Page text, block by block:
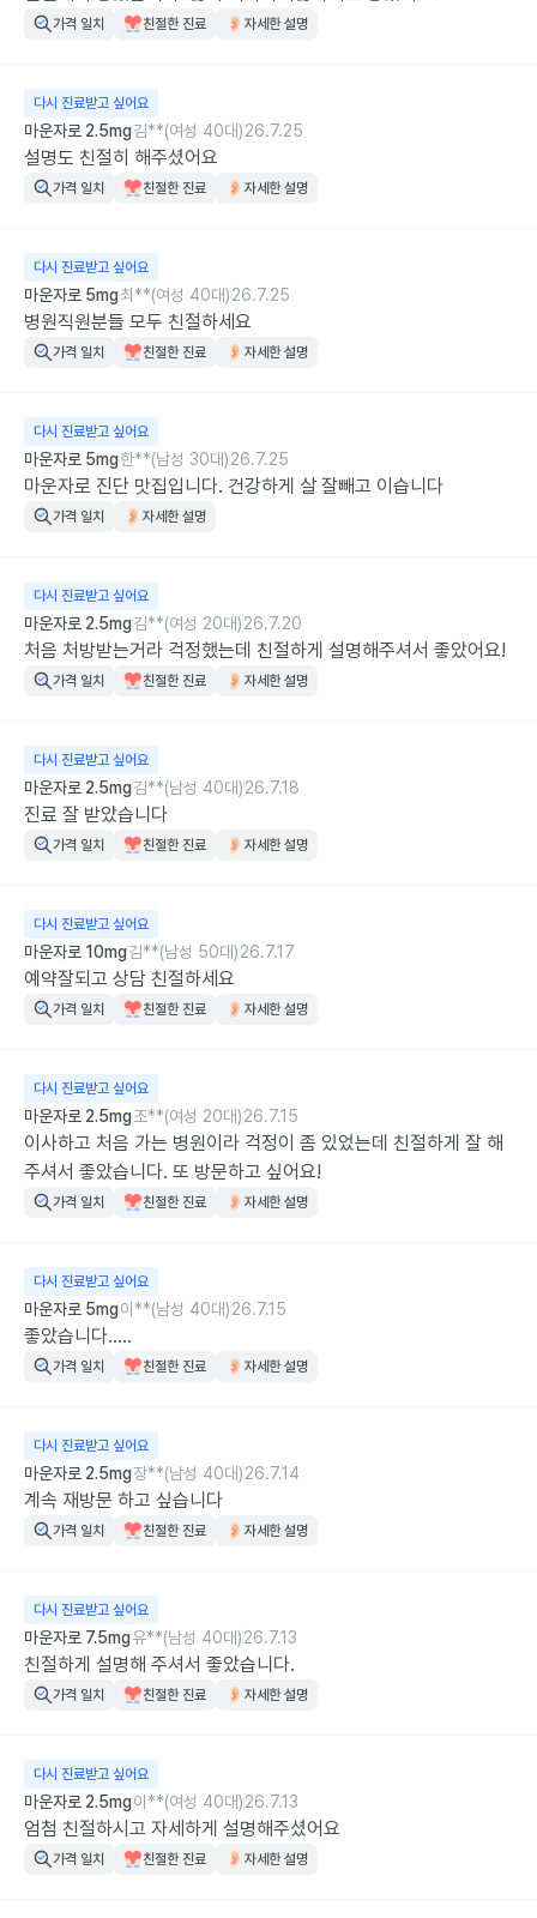
가격 일치 친절한 진료 자세한 설명
다시 진료받고 싶어요
마운자로 2.5mg김**(여성 40대)26.7.25
설명도 친절히 해주셨어요
가격 일치 친절한 진료 자세한 설명
다시 진료받고 싶어요
마운자로 5mg최**(여성 40대)26.7.25
병원직원분들 모두 친절하세요
가격 일치 친절한 진료 자세한 설명
다시 진료받고 싶어요
마운자로 5mg한**(남성 30대)26.7.25
마운자로 진단 맛집입니다. 건강하게 살 잘빼고 이습니다
가격 일치 자세한 설명
다시 진료받고 싶어요
마운자로 2.5mg김**(여성 20대)26.7.20
처음 처방받는거라 걱정했는데 친절하게 설명해주셔서 좋았어요!
가격 일치 친절한 진료 자세한 설명
다시 진료받고 싶어요
마운자로 2.5mg김**(남성 40대)26.7.18
진료 잘 받았습니다
가격 일치 친절한 진료 자세한 설명
다시 진료받고 싶어요
마운자로 10mg김**(남성 50대)26.7.17
예약잘되고 상담 친절하세요
가격 일치 친절한 진료 자세한 설명
다시 진료받고 싶어요
마운자로 2.5mg조**(여성 20대)26.7.15
이사하고 처음 가는 병원이라 걱정이 좀 있었는데 친절하게 잘 해
주셔서 좋았습니다. 또 방문하고 싶어요!
가격 일치 친절한 진료 자세한 설명
다시 진료받고 싶어요
마운자로 5mg이**(남성 40대)26.7.15
좋았습니다.....
가격 일치 친절한 진료 자세한 설명
다시 진료받고 싶어요
마운자로 2.5mg장**(남성 40대)26.7.14
계속 재방문 하고 싶습니다
가격 일치 친절한 진료 자세한 설명
다시 진료받고 싶어요
마운자로 7.5mg유**(남성 40대)26.7.13
친절하게 설명해 주셔서 좋았습니다.
가격 일치 친절한 진료 자세한 설명
다시 진료받고 싶어요
마운자로 2.5mg이**(여성 40대)26.7.13
엄첨 친절하시고 자세하게 설명해주셨어요
가격 일치 친절한 진료 자세한 설명